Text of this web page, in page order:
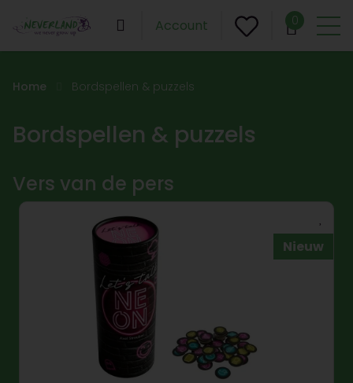
Account 0
Home Bordspellen & puzzels
Bordspellen & puzzels
Vers van de pers
Nieuw